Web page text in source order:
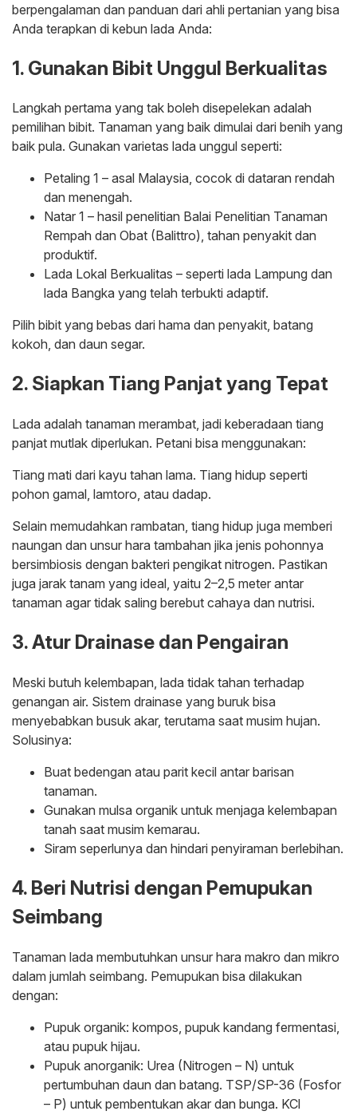
berpengalaman dan panduan dari ahli pertanian yang bisa
Anda terapkan di kebun lada Anda:
1. Gunakan Bibit Unggul Berkualitas
Langkah pertama yang tak boleh disepelekan adalah
pemilihan bibit. Tanaman yang baik dimulai dari benih yang
baik pula. Gunakan varietas lada unggul seperti:
Petaling 1 – asal Malaysia, cocok di dataran rendah
dan menengah.
Natar 1 – hasil penelitian Balai Penelitian Tanaman
Rempah dan Obat (Balittro), tahan penyakit dan
produktif.
Lada Lokal Berkualitas – seperti lada Lampung dan
lada Bangka yang telah terbukti adaptif.
Pilih bibit yang bebas dari hama dan penyakit, batang
kokoh, dan daun segar.
2. Siapkan Tiang Panjat yang Tepat
Lada adalah tanaman merambat, jadi keberadaan tiang
panjat mutlak diperlukan. Petani bisa menggunakan:
Tiang mati dari kayu tahan lama. Tiang hidup seperti
pohon gamal, lamtoro, atau dadap.
Selain memudahkan rambatan, tiang hidup juga memberi
naungan dan unsur hara tambahan jika jenis pohonnya
bersimbiosis dengan bakteri pengikat nitrogen. Pastikan
juga jarak tanam yang ideal, yaitu 2–2,5 meter antar
tanaman agar tidak saling berebut cahaya dan nutrisi.
3. Atur Drainase dan Pengairan
Meski butuh kelembapan, lada tidak tahan terhadap
genangan air. Sistem drainase yang buruk bisa
menyebabkan busuk akar, terutama saat musim hujan.
Solusinya:
Buat bedengan atau parit kecil antar barisan
tanaman.
Gunakan mulsa organik untuk menjaga kelembapan
tanah saat musim kemarau.
Siram seperlunya dan hindari penyiraman berlebihan.
4. Beri Nutrisi dengan Pemupukan
Seimbang
Tanaman lada membutuhkan unsur hara makro dan mikro
dalam jumlah seimbang. Pemupukan bisa dilakukan
dengan:
Pupuk organik: kompos, pupuk kandang fermentasi,
atau pupuk hijau.
Pupuk anorganik: Urea (Nitrogen – N) untuk
pertumbuhan daun dan batang. TSP/SP-36 (Fosfor
– P) untuk pembentukan akar dan bunga. KCl